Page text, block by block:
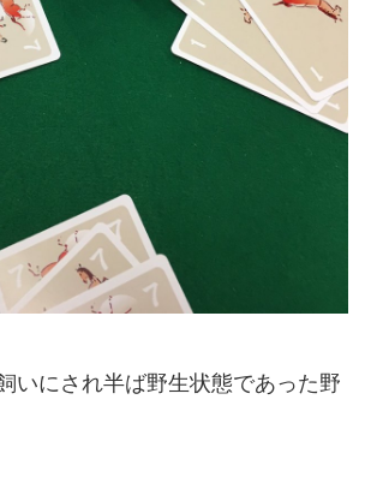
いにされ半ば野生状態であった野